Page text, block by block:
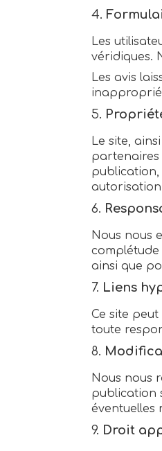
4.
Les
véridiques.
Les avis
5.
Le site,
partenaires
publication,
6.
Nous nous
complétude
ainsi que
7. Liens
Ce site
toute
8.
Nous nous
publication
éventuelles
9. Droit